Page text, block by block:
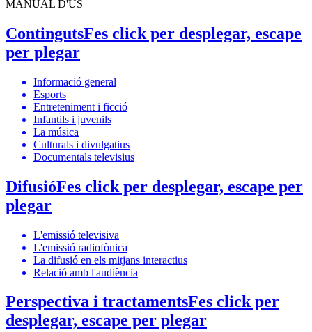
MANUAL D'ÚS
ContingutsFes click per desplegar, escape
per plegar
Informació general
Esports
Entreteniment i ficció
Infantils i juvenils
La música
Culturals i divulgatius
Documentals televisius
DifusióFes click per desplegar, escape per
plegar
L'emissió televisiva
L'emissió radiofònica
La difusió en els mitjans interactius
Relació amb l'audiència
Perspectiva i tractamentsFes click per
desplegar, escape per plegar